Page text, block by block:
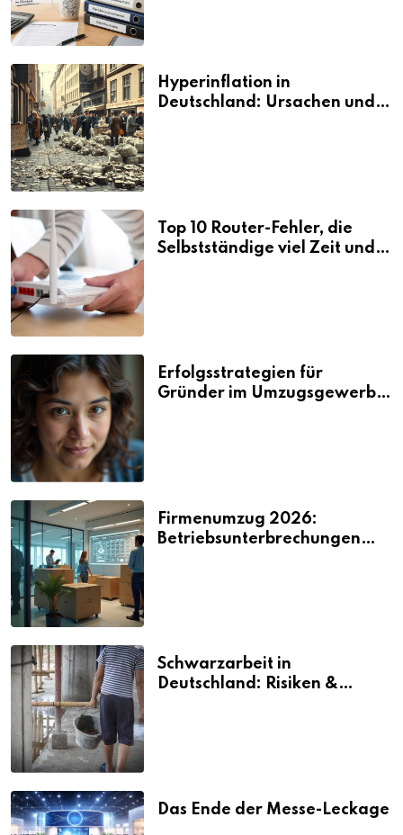
Hyperinflation in
Deutschland: Ursachen und
Top 10 Router-Fehler, die
Selbstständige viel Zeit und
Erfolgsstrategien für
Gründer im Umzugsgewerbe
Firmenumzug 2026:
Betriebsunterbrechungen
Schwarzarbeit in
Deutschland: Risiken &
Das Ende der Messe-Leckage